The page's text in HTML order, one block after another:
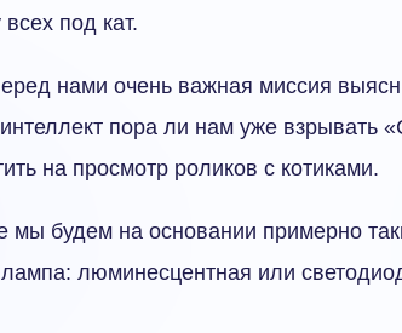
под кат.
нами очень важная миссия
пора ли нам уже взрывать
на просмотр роликов с котиками.
мы будем на основании примерно
лампа: люминесцентная или